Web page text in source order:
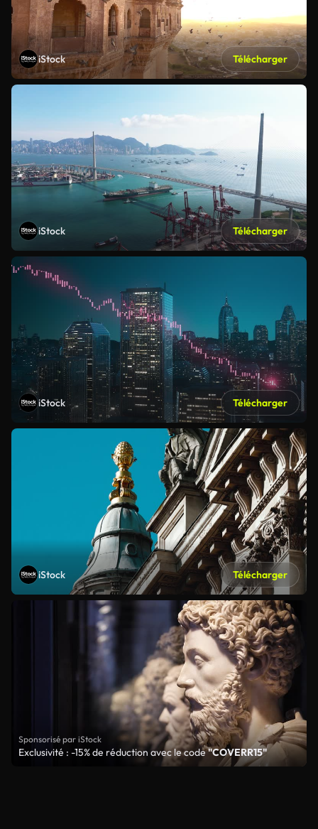
iStock Télécharger
iStock Télécharger
iStock Télécharger
iStock Télécharger
Sponsorisé par iStock
Exclusivité : -15% de réduction avec le code"COVERR15"